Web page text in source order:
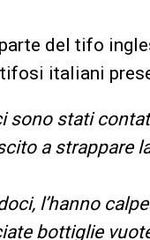
del tifo
italiani
sono stati
a strappare
l’hanno
bottiglie